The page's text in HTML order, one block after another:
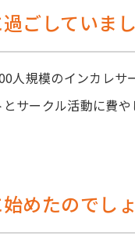
ごしていま
人規模のインカレサ
サークル活動に費や
めたのでし